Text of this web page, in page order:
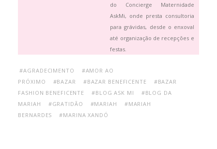
do Concierge Maternidade
AskMi, onde presta consultoria
para grávidas, desde o enxoval
até organização de recepções e
festas.
#AGRADECIMENTO
#AMOR AO
PRÓXIMO
#BAZAR #BAZAR BENEFICENTE
#BAZAR
FASHION BENEFICENTE
#BLOG ASK MI
#BLOG DA
MARIAH
#GRATIDÃO #MARIAH
#MARIAH
BERNARDES
#MARINA XANDÓ